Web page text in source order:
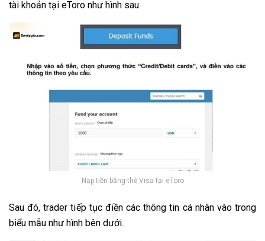
tài khoản tại eToro như hình sau.
Nạp tiền bằng thẻ Visa tại eToro
Sau đó, trader tiếp tục điền các thông tin cá nhân vào trong
biểu mẫu như hình bên dưới.